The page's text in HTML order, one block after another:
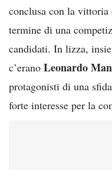
conclusa con la vittoria
termine di una
candidati. In lizza,
c’erano Leonardo
protagonisti di una
forte interesse per la